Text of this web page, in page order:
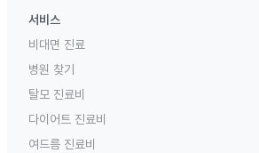
서비스
비대면 진료
병원 찾기
탈모 진료비
다이어트 진료비
여드름 진료비